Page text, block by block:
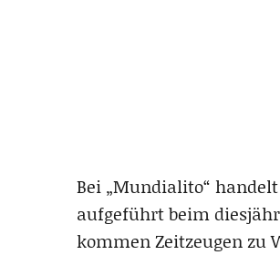
Bei „Mundialito“
aufgeführt beim
kommen Zeitzeugen zu